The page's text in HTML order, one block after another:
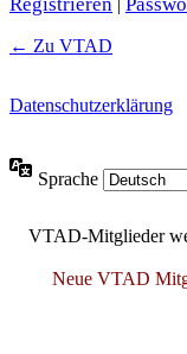
Registrieren |
← Zu VTAD
Datenschutzerklärung
Sprache
VTAD-Mitglieder
Neue VTAD